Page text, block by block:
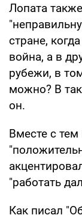
Лопата
стране,
война, а в
рубежи, в
можно? В
он.
Вместе с
"работать
Как писал